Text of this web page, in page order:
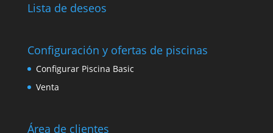
Lista de deseos
Configuración y ofertas de piscinas
Configurar Piscina Basic
Venta
Área de clientes